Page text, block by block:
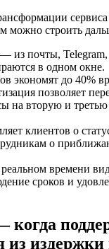
можно строить
из почты,
в одном окне.
экономят до 40%
позволяет
на вторую и
клиентов о
о
времени
сроков и
когда
из издержки